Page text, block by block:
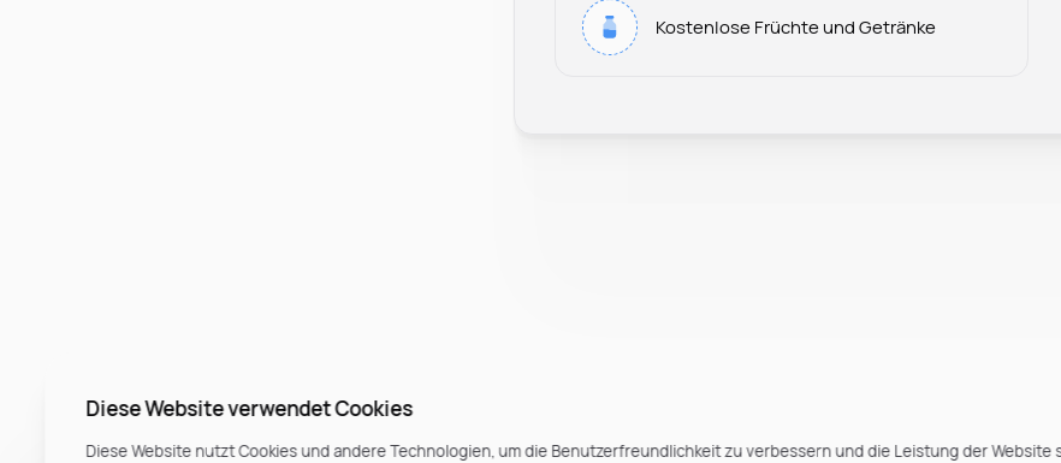
Kostenlose Früchte und Getränke
Diese Website verwendet Cookies
Diese Website nutzt Cookies und andere Technologien, um die Benutzerfreundlichkeit zu verbessern und die Leistung der Website